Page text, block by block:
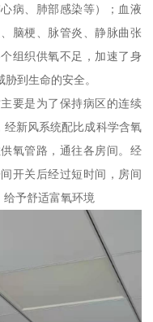
病、肺部感染等）；血液
脑梗、脉管炎、静脉曲张
组织供氧不足，加速了身
到生命的安全。
要是为了保持病区的连续
经新风系统配比成科学含氧
氧管路，通往各房间。经
开关后经过短时间，房间
给予舒适富氧环境